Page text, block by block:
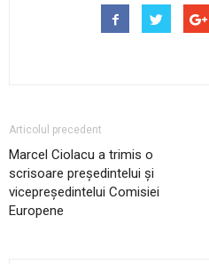
Articolul precedent
Marcel Ciolacu a trimis o
scrisoare președintelui și
vicepreședintelui Comisiei
Europene